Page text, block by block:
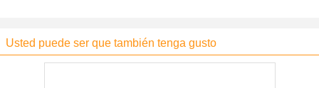
Usted puede ser que también tenga gusto